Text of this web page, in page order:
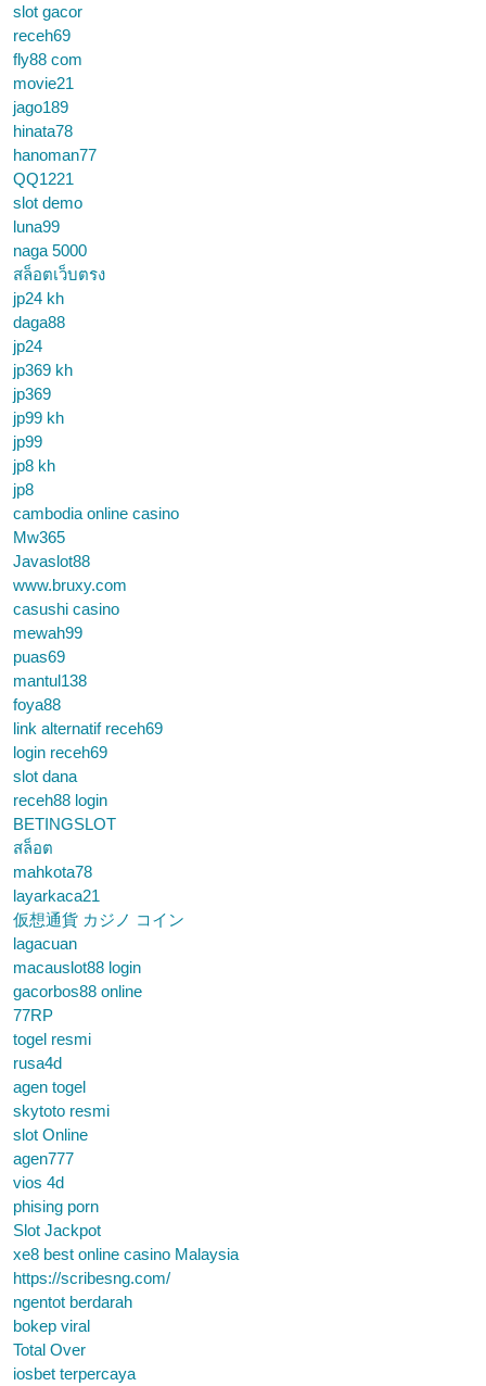
slot gacor
receh69
fly88 com
movie21
jago189
hinata78
hanoman77
QQ1221
slot demo
luna99
naga 5000
สล็อตเว็บตรง
jp24 kh
daga88
jp24
jp369 kh
jp369
jp99 kh
jp99
jp8 kh
jp8
cambodia online casino
Mw365
Javaslot88
www.bruxy.com
casushi casino
mewah99
puas69
mantul138
foya88
link alternatif receh69
login receh69
slot dana
receh88 login
BETINGSLOT
สล็อต
mahkota78
layarkaca21
仮想通貨 カジノ コイン
lagacuan
macauslot88 login
gacorbos88 online
77RP
togel resmi
rusa4d
agen togel
skytoto resmi
slot Online
agen777
vios 4d
phising porn
Slot Jackpot
xe8 best online casino Malaysia
https://scribesng.com/
ngentot berdarah
bokep viral
Total Over
iosbet terpercaya